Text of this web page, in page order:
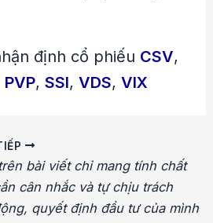
định cổ phiếu CSV
PVP, SSI, VDS, VIX
bài viết chỉ mang tính chất
cân nhắc và tự chịu trách
quyết định đầu tư của mình